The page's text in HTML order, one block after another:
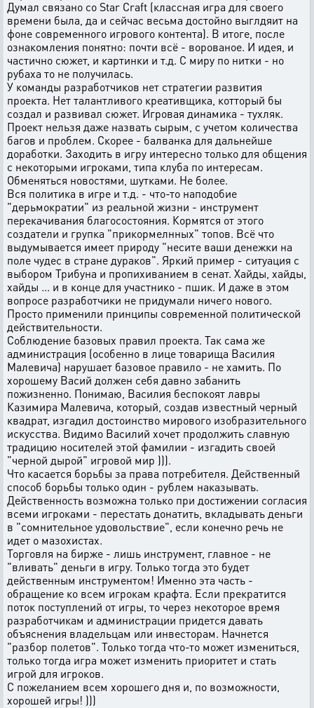
Думал связано со Star Craft (классная игра для своего
времени была, да и сейчас весьма достойно выглдяит на
фоне современного игрового контента). В итоге, после
ознакомления понятно: почти всё - ворованое. И идея, и
частично сюжет, и картинки и т.д. С миру по нитки - но
рубаха то не получилась.
У команды разработчиков нет стратегии развития
проекта. Нет талантливого креативщика, котторый бы
создал и развивал сюжет. Игровая динамика - тухляк.
Проект нельзя даже назвать сырым, с учетом количества
багов и проблем. Скорее - балванка для дальнейше
доработки. Заходить в игру интересно только для общения
с некоторыми игроками, типа клуба по интересам.
Обменяться новостями, шутками. Не более.
Вся политика в игре и т.д. - что-то наподобие
"дерьмократии" из реальной жизни - инструмент
перекачивания благосостояния. Кормятся от этого
создатели и групка "прикормелнных" топов. Всё что
выдумывается имеет природу "несите ваши денежки на
поле чудес в стране дураков". Яркий пример - ситуация с
выбором Трибуна и пропихиванием в сенат. Хайды, хайды,
хайды ... и в конце для участнико - пшик. И даже в этом
вопросе разработчики не придумали ничего нового.
Просто применили принципы современной политической
действительности.
Соблюдение базовых правил проекта. Так сама же
администрация (особенно в лице товарища Василия
Малевича) нарушает базовое правило - не хамить. По
хорошему Васий должен себя давно забанить
пожизненно. Понимаю, Василия беспокоят лавры
Казимира Малевича, который, создав известный черный
квадрат, изгадил достоинство мирового изобразительного
искусства. Видимо Василий хочет продолжить славную
традицию носителей этой фамилии - изгадить своей
"черной дырой" игровой мир ))).
Что касается борьбы за права потребителя. Действенный
способ борьбы только один - рублем наказывать.
Действенность возможна только при достижении согласия
всеми игроками - перестать донатить, вкладывать деньги
в "сомнительное удовольствие", если конечно речь не
идет о мазохистах.
Торговля на бирже - лишь инструмент, главное - не
"вливать" деньги в игру. Только тогда это будет
действенным инструментом! Именно эта часть -
обращение ко всем игрокам крафта. Если прекратится
поток поступлений от игры, то через некоторое время
разработчикам и администрации придется давать
объяснения владельцам или инвесторам. Начнется
"разбор полетов". Только тогда что-то может измениться,
только тогда игра может изменить приоритет и стать
игрой для игроков.
С пожеланием всем хорошего дня и, по возможности,
хорошей игры! )))